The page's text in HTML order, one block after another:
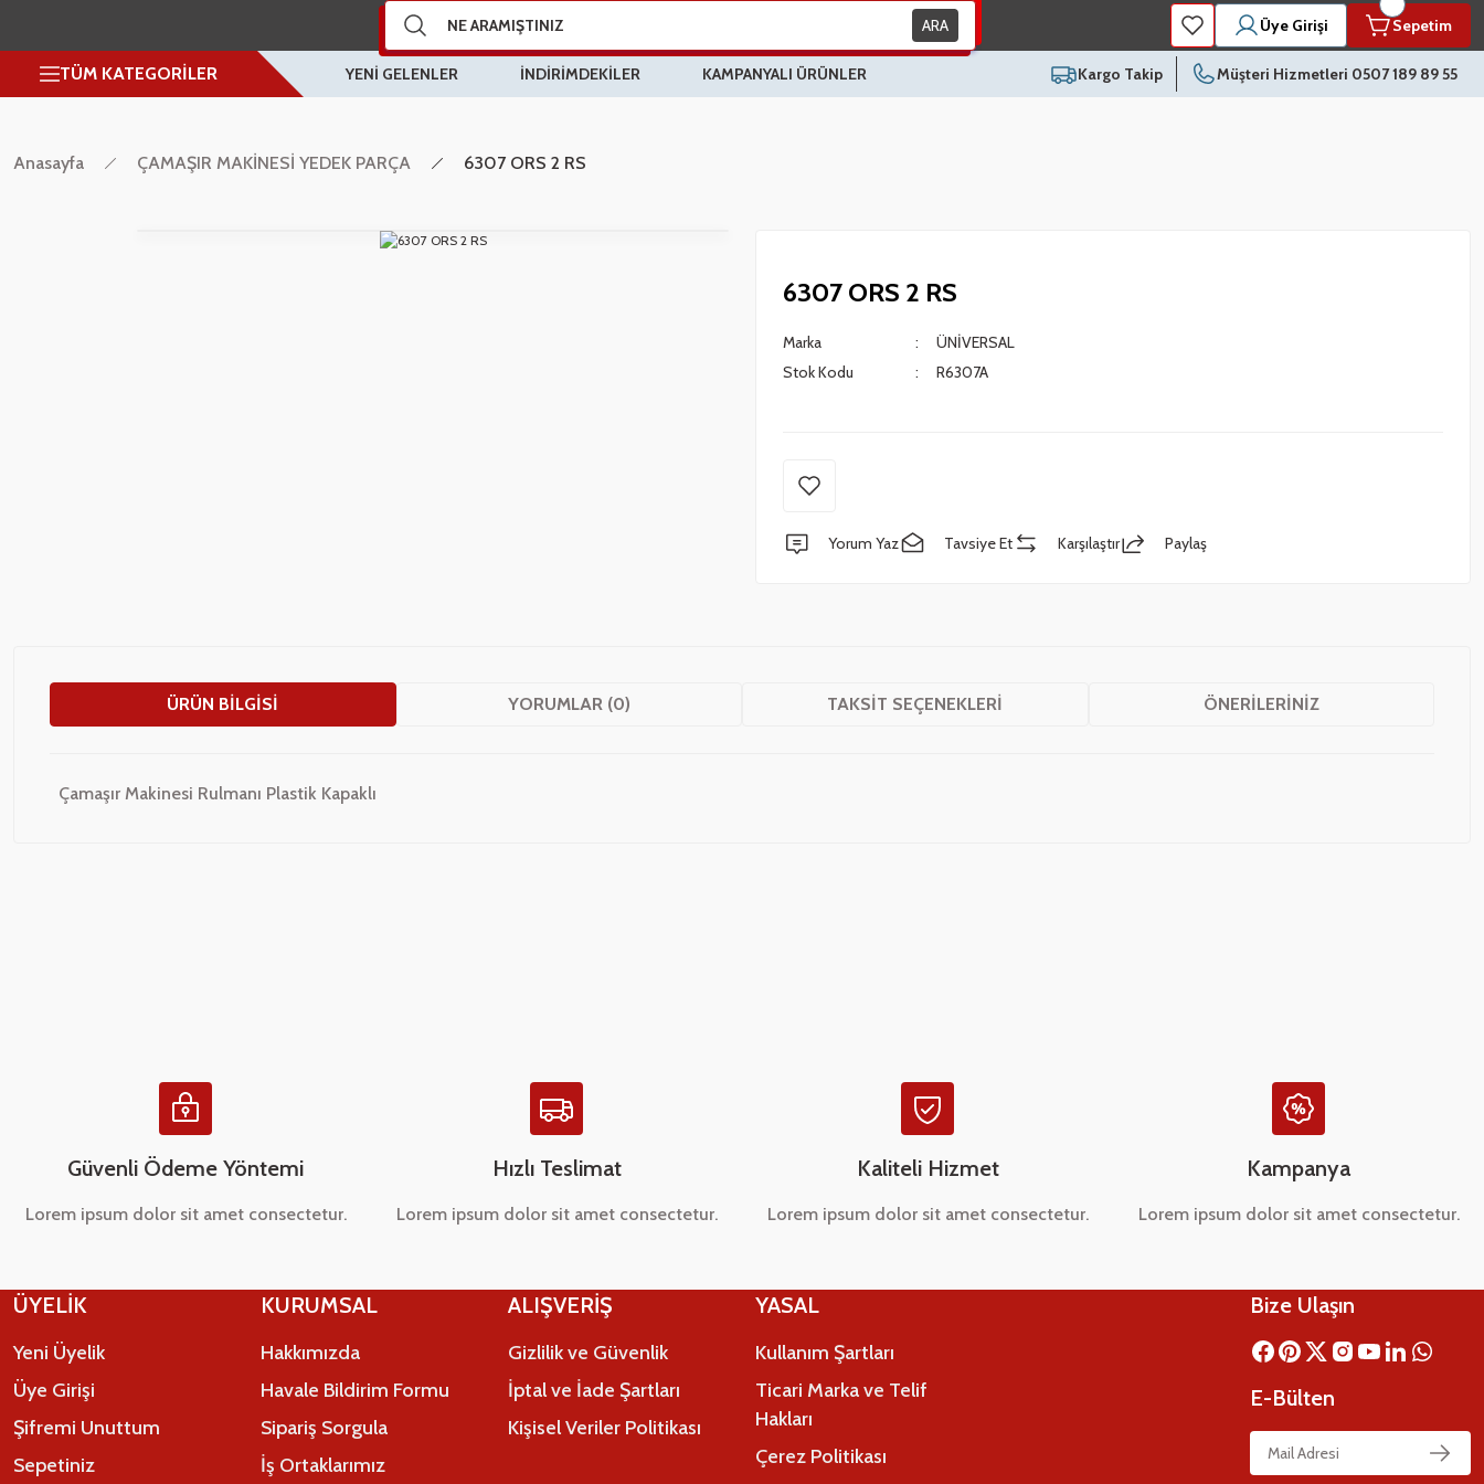
ARA Üye Girişi Sepetim
TÜM KATEGORİLER YENİ GELENLER İNDİRİMDEKİLER KAMPANYALI ÜRÜNLER Kargo Takip Müşteri Hizmetleri 0507 189 89 55
Anasayfa ÇAMAŞIR MAKİNESİ YEDEK PARÇA 6307 ORS 2 RS
6307 ORS 2 RS
Marka
ÜNİVERSAL
Stok Kodu
R6307A
Yorum Yaz Tavsiye Et Karşılaştır Paylaş
ÜRÜN BILGISI YORUMLAR (0) TAKSIT SEÇENEKLERI ÖNERILERINIZ
Çamaşır Makinesi Rulmanı Plastik Kapaklı
Bu ürüne benzer farklı alternatifler olmalı.
Güvenli Ödeme Yöntemi
Lorem ipsum dolor sit amet consectetur.
Hızlı Teslimat
Lorem ipsum dolor sit amet consectetur.
Kaliteli Hizmet
Lorem ipsum dolor sit amet consectetur.
Kampanya
Lorem ipsum dolor sit amet consectetur.
ÜYELİK
Yeni Üyelik
Üye Girişi
Şifremi Unuttum
Sepetiniz
KURUMSAL
Hakkımızda
Havale Bildirim Formu
Sipariş Sorgula
İş Ortaklarımız
ALIŞVERİŞ
Gizlilik ve Güvenlik
İptal ve İade Şartları
Kişisel Veriler Politikası
YASAL
Kullanım Şartları
Ticari Marka ve Telif
Hakları
Çerez Politikası
Bize Ulaşın
E-Bülten